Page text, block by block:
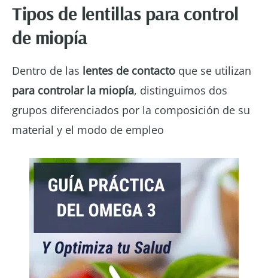
Tipos de lentillas para control
de miopía
Dentro de las lentes de contacto que se utilizan
para controlar la miopía, distinguimos dos
grupos diferenciados por la composición de su
material y el modo de empleo